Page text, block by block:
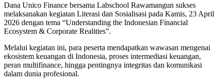
Dana Unico Finance bersama Labschool Rawamangun sukses
melaksanakan kegiatan Literasi dan Sosialisasi pada Kamis, 23 April
2026 dengan tema “Understanding the Indonesian Financial
Ecosystem & Corporate Realities”.
Melalui kegiatan ini, para peserta mendapatkan wawasan mengenai
ekosistem keuangan di Indonesia, proses intermediasi keuangan,
peran multifinance, hingga pentingnya integritas dan komunikasi
dalam dunia profesional.